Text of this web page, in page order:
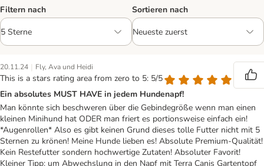
Filtern nach Sortieren nach
20.11.24 | Fly, Ava und Heidi
This is a stars rating area from zero to 5: 5/5
Ein absolutes MUST HAVE in jedem Hundenapf!
Man könnte sich beschweren über die Gebindegröße wenn man einen
kleinen Minihund hat ODER man friert es portionsweise einfach ein!
*Augenrollen* Also es gibt keinen Grund dieses tolle Futter nicht mit 5
Sternen zu krönen! Meine Hunde lieben es! Absolute Premium-Qualität!
Kein Restefutter sondern hochwertige Zutaten! Absoluter Favorit!
Kleiner Tipp: um Abwechslung in den Napf mit Terra Canis Gartentopf